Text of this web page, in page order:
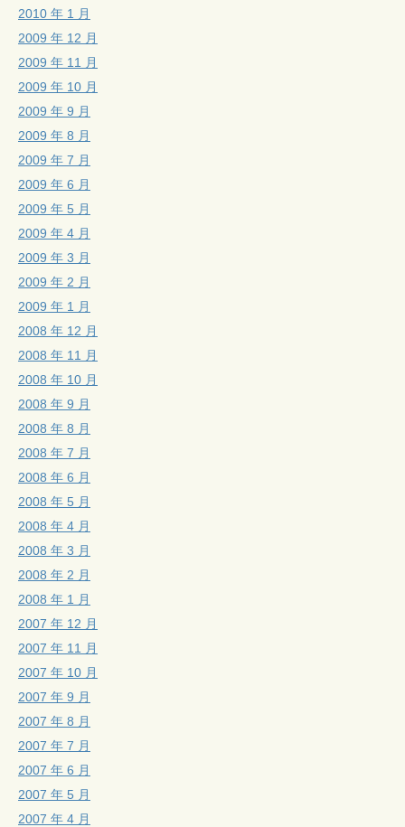
2010 年 1 月
2009 年 12 月
2009 年 11 月
2009 年 10 月
2009 年 9 月
2009 年 8 月
2009 年 7 月
2009 年 6 月
2009 年 5 月
2009 年 4 月
2009 年 3 月
2009 年 2 月
2009 年 1 月
2008 年 12 月
2008 年 11 月
2008 年 10 月
2008 年 9 月
2008 年 8 月
2008 年 7 月
2008 年 6 月
2008 年 5 月
2008 年 4 月
2008 年 3 月
2008 年 2 月
2008 年 1 月
2007 年 12 月
2007 年 11 月
2007 年 10 月
2007 年 9 月
2007 年 8 月
2007 年 7 月
2007 年 6 月
2007 年 5 月
2007 年 4 月